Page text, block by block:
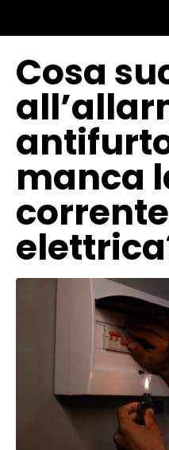
Cosa
manca
corrente